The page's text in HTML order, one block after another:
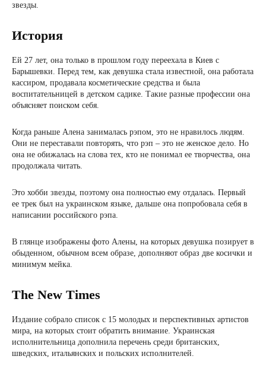
звезды.
История
Ей 27 лет, она только в прошлом году переехала в Киев с
Барышевки. Перед тем, как девушка стала известной, она работала
кассиром, продавала косметические средства и была
воспитательницей в детском садике. Такие разные профессии она
объясняет поиском себя.
Когда раньше Алена занималась рэпом, это не нравилось людям.
Они не переставали повторять, что рэп – это не женское дело. Но
она не обижалась на слова тех, кто не понимал ее творчества, она
продолжала читать.
Это хобби звезды, поэтому она полностью ему отдалась. Первый
ее трек был на украинском языке, дальше она попробовала себя в
написании российского рэпа.
В глянце изображены фото Алены, на которых девушка позирует в
обыденном, обычном всем образе, дополняют образ две косички и
минимум мейка.
The New Times
Издание собрало список с 15 молодых и перспективных артистов
мира, на которых стоит обратить внимание. Украинская
исполнительница дополнила перечень среди британских,
шведских, итальянских и польских исполнителей.